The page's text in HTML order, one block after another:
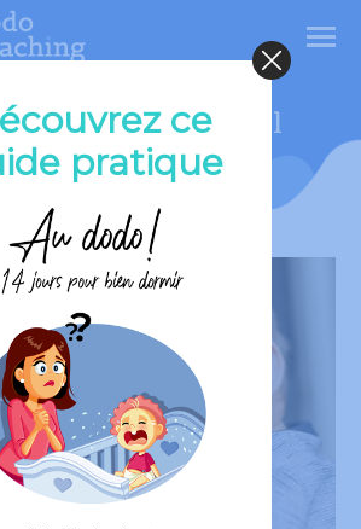
du jour : 23 avril
2021
ce
pratique